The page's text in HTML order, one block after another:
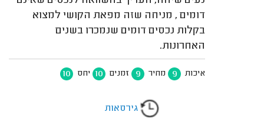
דומים , מניחה שזה מפאת הקושי למצוא
בקלות נכסים דומים שנמכרו בשנים
האחרונות.
איכות 9 מחיר 9 זמנים 10 יחס 10
גירסאות